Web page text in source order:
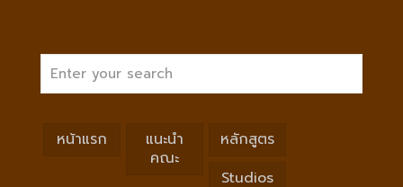
หน้าแรก
แนะนำ
คณะ
หลักสูตร
Studios